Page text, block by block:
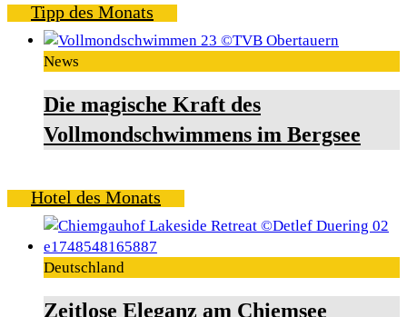
Tipp des Monats
News
Die magische Kraft des
Vollmondschwimmens im Bergsee
Hotel des Monats
Deutschland
Zeitlose Eleganz am Chiemsee